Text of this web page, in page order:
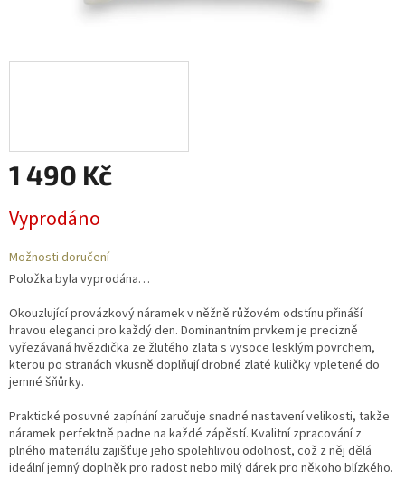
1 490 Kč
cena:
Vyprodáno
Možnosti doručení
Položka byla vyprodána…
Okouzlující provázkový náramek v něžně růžovém odstínu přináší
hravou eleganci pro každý den. Dominantním prvkem je precizně
vyřezávaná hvězdička ze žlutého zlata s vysoce lesklým povrchem,
kterou po stranách vkusně doplňují drobné zlaté kuličky vpletené do
jemné šňůrky.
Praktické posuvné zapínání zaručuje snadné nastavení velikosti, takže
náramek perfektně padne na každé zápěstí. Kvalitní zpracování z
plného materiálu zajišťuje jeho spolehlivou odolnost, což z něj dělá
ideální jemný doplněk pro radost nebo milý dárek pro někoho blízkého.